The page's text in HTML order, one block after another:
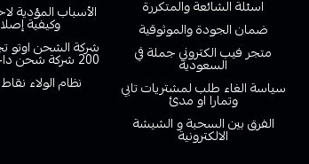
اسئلة الشائعة والمتكررة
ضمان الجودة والموثوقية
متجر فيب الكتروني جملة في
السعودية
سياسة الغاء طلب لمشتريات تابي
وتمارا او مدئ
الفرق بين السحبة و الشيشة
الالكترونية
الأسباب المؤدية
وكيفية
شركة الشحن اوتو
200 شركة شحن داخلية ودولية
نظام الولاء